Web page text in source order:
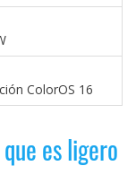
ColorOS 16
es ligero